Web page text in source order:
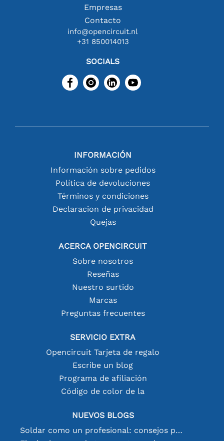
Empresas
Contacto
info@opencircuit.nl
+31 850014013
SOCIALS
INFORMACIÓN
Información sobre pedidos
Política de devoluciones
Términos y condiciones
Declaracion de privacidad
Quejas
ACERCA OPENCIRCUIT
Sobre nosotros
Reseñas
Nuestro surtido
Marcas
Preguntas frecuentes
SERVICIO EXTRA
Opencircuit Tarjeta de regalo
Escribe un blog
Programa de afiliación
Código de color de la
NUEVOS BLOGS
Soldar como un profesional: consejos para conexiones electrónicas perfectas